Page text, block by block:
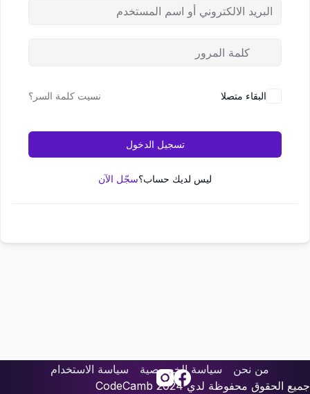
البقاء متصلا نسيت كلمة السر؟
تسجيل الدخول
ليس لديك حساب؟سجّل الآن
من نحن سياسة الخصوصية
سياسة الاستخدام
جميع الحقوق محفوظة لدي
CodeCamb 2024